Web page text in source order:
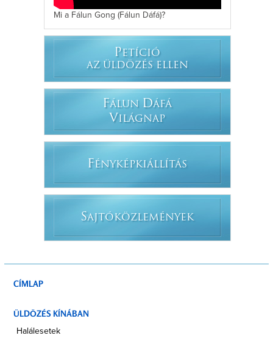
Mi a Fálun Gong (Fálun Dáfá)?
PETÍCIÓ
AZ ÜLDÖZÉS ELLEN
FÁLUN DÁFÁ
VILÁGNAP
FÉNYKÉPKIÁLLÍTÁS
SAJTÓKÖZLEMÉNYEK
CÍMLAP
ÜLDÖZÉS KÍNÁBAN
Halálesetek